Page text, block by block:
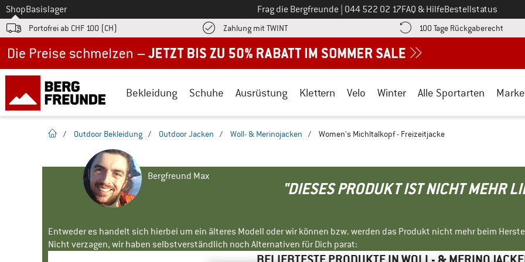
Zum
ShopBasislager Frag die Bergfreunde Ruf uns an unter
044 522 02 17FAQ & HilfeBestellstatus
Portofrei ab CHF 100 (CH) Zahlung mit TWINTFinde die Zahlungs-Infos hier! Öffnet sich in einer Infobox
100 Tage Rückgaberecht
Bekleidung Schuhe Ausrüstung Klettern Velo Winter Alle Sportarten
Startseite
/ Outdoor Bekleidung / Outdoor Jacken / Woll- & Merinojacken / Women's Michltalkopf - Freizeitjacke
Bergfreund Max
"DIESES PRODUKT IST NICHT MEHR
Entweder es handelt sich hierbei um ein älteres Modell oder wir können bzw. werden das Produkt nicht mehr beim
Nicht verzagen, wir haben selbstverständlich noch Alternativen für Dich parat: